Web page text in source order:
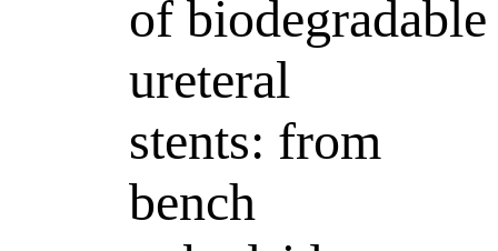
of biodegradable
ureteral
stents: from
bench